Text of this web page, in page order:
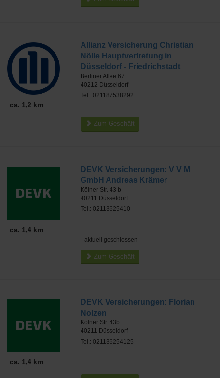
ca. 1,2 km
Allianz Versicherung Christian
Nölle Hauptvertretung in
Düsseldorf - Friedrichstadt
Berliner Allee 67
40212 Düsseldorf
Tel.: 021187538292
Zum Geschäft
ca. 1,4 km
DEVK Versicherungen: V V M
GmbH Andreas Krämer
Kölner Str. 43 b
40211 Düsseldorf
Tel.: 02113625410
aktuell geschlossen
Zum Geschäft
ca. 1,4 km
DEVK Versicherungen: Florian
Nolzen
Kölner Str. 43b
40211 Düsseldorf
Tel.: 021136254125